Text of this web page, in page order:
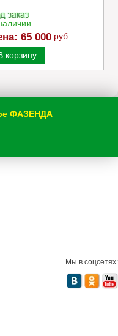
65 000 руб.
корзину
ФАЗЕНДА
Мы в соцсетях: